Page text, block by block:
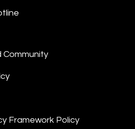
Community
Framework Policy